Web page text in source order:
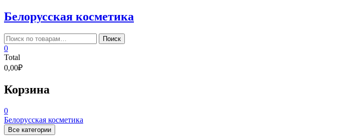
Skip
to
content
Белорусская косметика
Искать: Поиск
0
Total
0,00₽
Корзина
0
Белорусская косметика
Все категории